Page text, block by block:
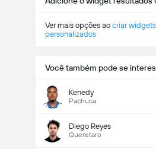
Ver mais opções ao criar widgets
personalizados
Você também pode se
Kenedy
Pachuca
Diego Reyes
Queretaro